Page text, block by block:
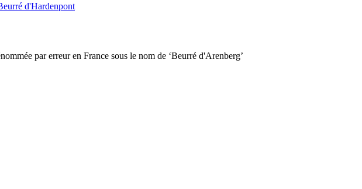
d'Hardenpont
par erreur en France sous le nom de ‘Beurré d'Arenberg’